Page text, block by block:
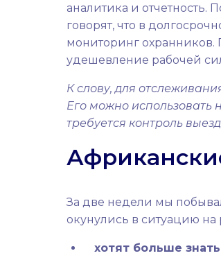
аналитика и
говорят, что в
мониторинг
удешевление рабочей
К слову, для
Его можно использовать
требуется контроль
За две недели мы
окунулись в ситуацию
хотят больше